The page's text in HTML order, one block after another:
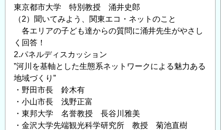
東京都市大学 特別教授 涌井史郎
（2）聞いてみよう、関東エコ・ネットのこと
各エリアの子ども達からの質問に涌井先生がやさし
く回答！
2.パネルディスカッション
”河川を基軸とした生態系ネットワークによる魅力ある
地域づくり”
・野田市長 鈴木有
・小山市長 浅野正富
・東邦大学 名誉教授 長谷川雅美
・金沢大学先端観光科学研究所 教授 菊池直樹